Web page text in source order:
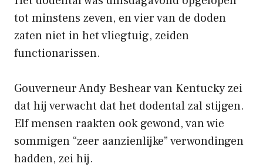
tot minstens zeven, en vier van de doden
zaten niet in het vliegtuig, zeiden
functionarissen.
Gouverneur Andy Beshear van Kentucky zei
dat hij verwacht dat het dodental zal stijgen.
Elf mensen raakten ook gewond, van wie
sommigen “zeer aanzienlijke” verwondingen
hadden, zei hij.